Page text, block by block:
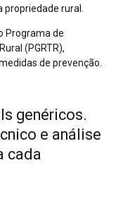
rural.
Programa de
(PGRTR),
de prevenção.
genéricos.
e análise
cada